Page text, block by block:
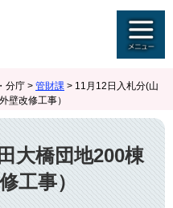
分庁 > 管財課 > 11月12日入札分(山
壁改修工事）
大橋団地200棟
工事）